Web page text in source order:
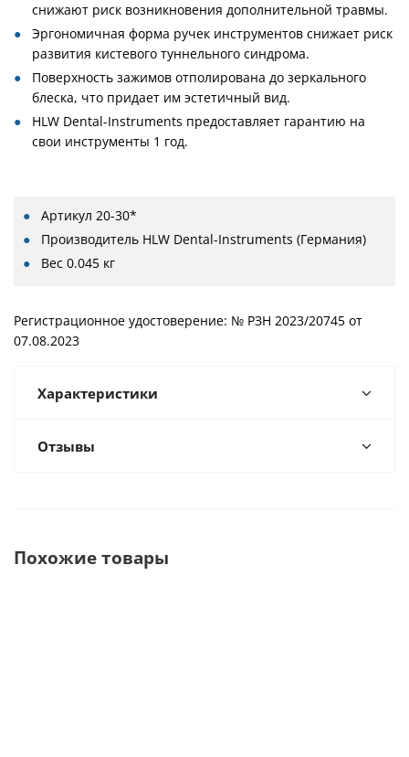
снижают риск возникновения дополнительной травмы.
Эргономичная форма ручек инструментов снижает риск
развития кистевого туннельного синдрома.
Поверхность зажимов отполирована до зеркального
блеска, что придает им эстетичный вид.
HLW Dental-Instruments предоставляет гарантию на
свои инструменты 1 год.
Артикул 20-30*
Производитель HLW Dental-Instruments (Германия)
Вес 0.045 кг
Регистрационное удостоверение: № РЗН 2023/20745 от
07.08.2023
Характеристики
Отзывы
Похожие товары